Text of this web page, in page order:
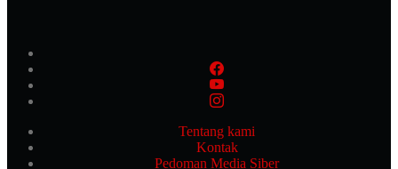
Tentang kami
Kontak
Pedoman Media Siber